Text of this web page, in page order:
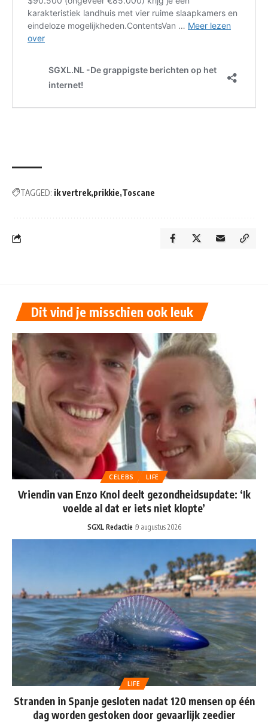
TAGGED: ik vertrek prikkie Toscane
Dit vind je misschien ook leuk
CELEBS LIFE
Vriendin van Enzo Knol deelt gezondheidsupdate: ‘Ik
voelde al dat er iets niet klopte’
SGXL Redactie 9 augustus 2026
LIFE
Stranden in Spanje gesloten nadat 120 mensen op één
dag worden gestoken door gevaarlijk zeedier